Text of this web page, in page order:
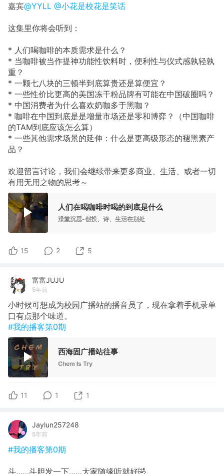
嘉宾@YYLL @小花是校花是笑话
这集里你将会听到：
* 人们喝咖啡的本质需求是什么？
* 当咖啡被当作提神功能性饮料时，便利性与仪式感孰轻孰
重？
* 一颗七八块的三顿半到底算贵还是算便宜？
* 一些性价比更高的美国冻干粉品牌有可能在中国破圈吗？
* 中国消费者为什么喜欢奶咖多于黑咖？
* 咖啡在中国到底是是增量市场还是零和博弈？（中国咖啡
的TAM到底应该怎么算）
* 一些其他需求场景的延伸：什么是更高级形态的褪黑素产
品？
欢迎留言讨论，我们会继续带来更多商业、生活、或者一切
有用无用之物的思考～
人们在喝咖啡时喝的到底是什么
澡堂沉思-创投、诗、生活在别处
15 2 5
富富JUJU
5年前
小时候可想成为校园广播站的播音员了，现在拿着手机录单
口有点那个味道。
#我的播客第0期
西海固广播站往事
Chem Is Try
11 1 1
Jaylun257248
5年前
#我的播客第0期
斗……斗胆发一下……大家随缘听就好🤣